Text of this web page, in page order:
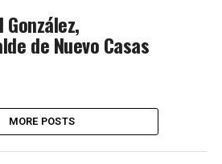
de Nuevo Casas
MORE POSTS